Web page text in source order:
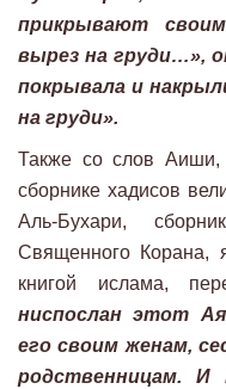
прикрывают
вырез на груди…»,
покрывала и
на груди».
Также со слов Аиши,
сборнике хадисов
Аль-Бухари,
Священного Корана,
книгой ислама,
ниспослан этот
его своим женам,
родственницам.